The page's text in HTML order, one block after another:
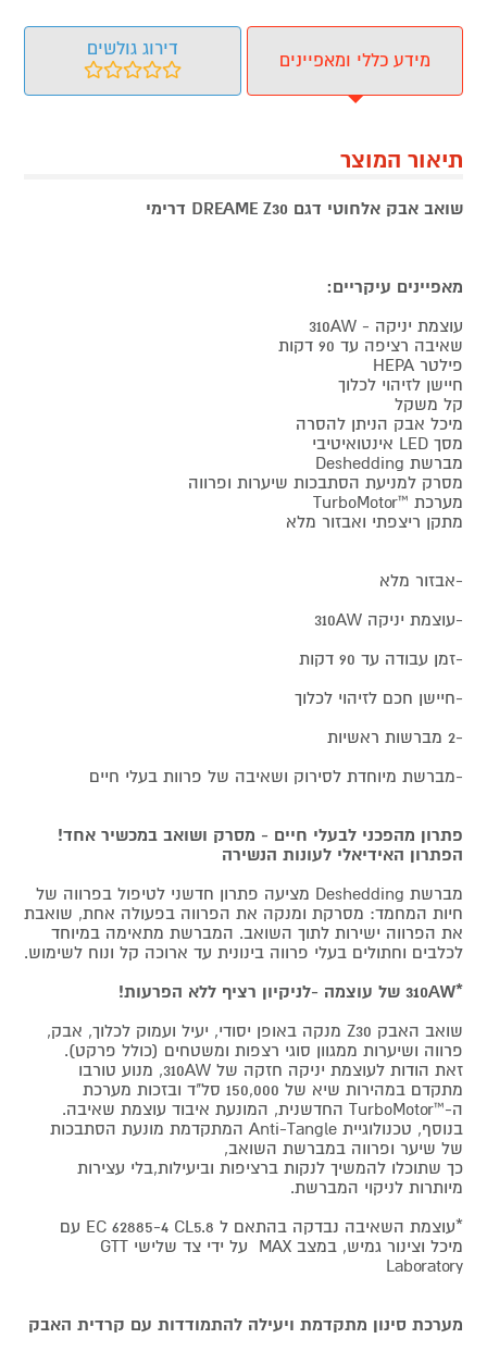
מידע כללי ומאפיינים
דירוג גולשים
תיאור המוצר
שואב אבק אלחוטי דגם DREAME Z30 דרימי
מאפיינים עיקריים:
עוצמת יניקה - 310AW
שאיבה רציפה עד 90 דקות
פילטר HEPA
חיישן לזיהוי לכלוך
קל משקל
מיכל אבק הניתן להסרה
מסך LED אינטואיטיבי
מברשת Deshedding
מסרק למניעת הסתבכות שיערות ופרווה
מערכת ™TurboMotor
מתקן ריצפתי ואבזור מלא
-אבזור מלא
-עוצמת יניקה 310AW
-זמן עבודה עד 90 דקות
-חיישן חכם לזיהוי לכלוך
-2 מברשות ראשיות
-מברשת מיוחדת לסירוק ושאיבה של פרוות בעלי חיים
פתרון מהפכני לבעלי חיים - מסרק ושואב במכשיר אחד!
הפתרון האידיאלי לעונות הנשירה
מברשת Deshedding מציעה פתרון חדשני לטיפול בפרווה של
חיות המחמד: מסרקת ומנקה את הפרווה בפעולה אחת, שואבת
את הפרווה ישירות לתוך השואב. המברשת מתאימה במיוחד
לכלבים וחתולים בעלי פרווה בינונית עד ארוכה קל ונוח לשימוש.
*310AW של עוצמה -לניקיון רציף ללא הפרעות!
שואב האבק Z30 מנקה באופן יסודי, יעיל ועמוק לכלוך, אבק,
פרווה ושיערות ממגוון סוגי רצפות ומשטחים (כולל פרקט).
זאת הודות לעוצמת יניקה חזקה של 310AW, מנוע טורבו
מתקדם במהירות שיא של 150,000 סל"ד ובזכות מערכת
ה-™TurboMotor החדשנית, המונעת איבוד עוצמת שאיבה.
בנוסף, טכנולוגיית Anti-Tangle המתקדמת מונעת הסתבכות
של שיער ופרווה במברשת השואב,
כך שתוכלו להמשיך לנקות ברציפות וביעילות,בלי עצירות
מיותרות לניקוי המברשת.
*עוצמת השאיבה נבדקה בהתאם ל EC 62885-4 CL5.8 עם
מיכל וצינור גמיש, במצב MAX על ידי צד שלישי GTT
Laboratory
מערכת סינון מתקדמת ויעילה להתמודדות עם קרדית האבק